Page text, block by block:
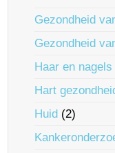
Gezondheid
Gezondheid
Haar en nagels
Hart
Huid (2)